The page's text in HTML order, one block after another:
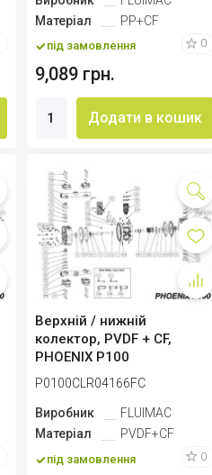
Матеріал
PP+CF
під замовлення 0
9,089 грн.
Додати в кошик
Верхній / нижній
колектор, PVDF + CF,
PHOENIX P100
P0100CLR04166FC
Виробник
FLUIMAC
Матеріал
PVDF+CF
під замовлення 0